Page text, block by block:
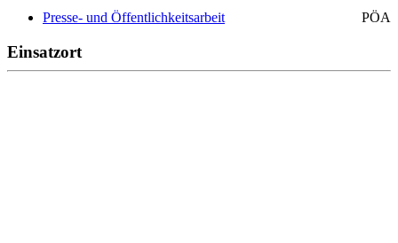
Presse- und Öffentlichkeitsarbeit PÖA
Einsatzort